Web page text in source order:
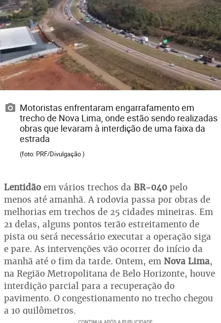
Motoristas enfrentaram engarrafamento em
trecho de Nova Lima, onde estão sendo realizadas
obras que levaram à interdição de uma faixa da
estrada
(foto: PRF/Divulgação )
Lentidão em vários trechos da BR-040 pelo
menos até amanhã. A rodovia passa por obras de
melhorias em trechos de 25 cidades mineiras. Em
21 delas, alguns pontos terão estreitamento de
pista ou será necessário executar a operação siga
e pare. As intervenções vão ocorrer do início da
manhã até o fim da tarde. Ontem, em Nova Lima,
na Região Metropolitana de Belo Horizonte, houve
interdição parcial para a recuperação do
pavimento. O congestionamento no trecho chegou
a 10 quilômetros.